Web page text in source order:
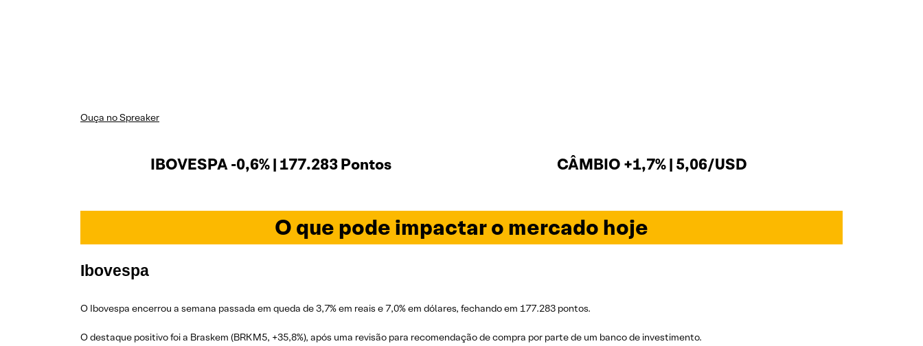
Ouça no Spreaker
IBOVESPA -0,6% | 177.283 Pontos CÂMBIO +1,7% | 5,06/USD
O que pode impactar o mercado hoje
Ibovespa
O Ibovespa encerrou a semana passada em queda de 3,7% em reais e 7,0% em dólares, fechando em 177.283 pontos.
O destaque positivo foi a Braskem (BRKM5, +35,8%), após uma revisão para recomendação de compra por parte de um banco de investimento.